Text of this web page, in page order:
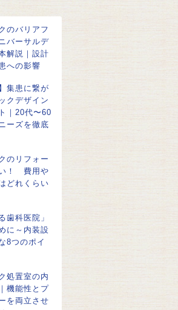
のバリアフ
バーサルデ
解説｜設計
への影響
集患に繋が
クデザイン
｜20代〜60
ーズを徹底
のリフォー
！ 費用や
どれくらい
歯科医院」
に～内装設
8つのポイ
処置室の内
機能性とプ
を両立させ